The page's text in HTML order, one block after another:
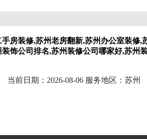
房装修,苏州老房翻新,苏州办公室装修,
饰公司排名,苏州装修公司哪家好,苏州
当前日期：2026-08-06 服务地区：苏州